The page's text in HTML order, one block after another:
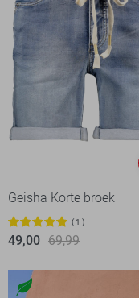
Geisha Korte broek
1
49,00 69,99